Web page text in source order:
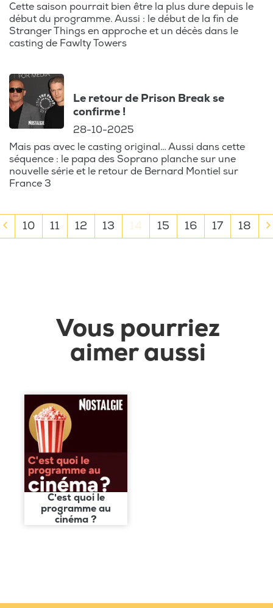
Cette saison pourrait bien être la plus dure depuis le
début du programme. Aussi : le début de la fin de
Stranger Things en approche et un décès dans le
casting de Fawlty Towers
Le retour de Prison Break se
confirme !
28-10-2025
Mais pas avec le casting original… Aussi dans cette
séquence : le papa des Soprano planche sur une
nouvelle série et le retour de Bernard Montiel sur
France 3
10 11 12 13 14 15 16 17 18
Vous pourriez
aimer aussi
C'est quoi le
programme au
cinéma ?